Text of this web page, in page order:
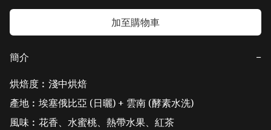
加至購物車
簡介
−
烘焙度︰淺中烘焙
產地︰埃塞俄比亞 (日曬) + 雲南 (酵素水洗)
風味︰花香、水蜜桃、熱帶水果、紅茶